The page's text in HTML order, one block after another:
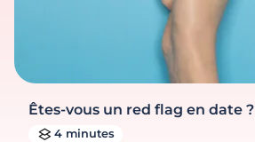
Êtes-vous un red flag en date ?
4 minutes